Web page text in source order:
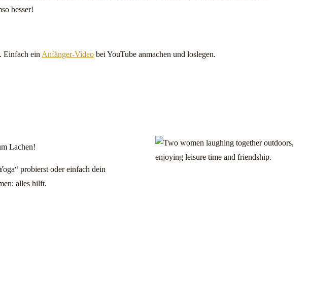
besser!
. Einfach ein Anfänger-Video bei YouTube anmachen und loslegen.
Lachen!
probierst oder einfach dein
alles hilft.